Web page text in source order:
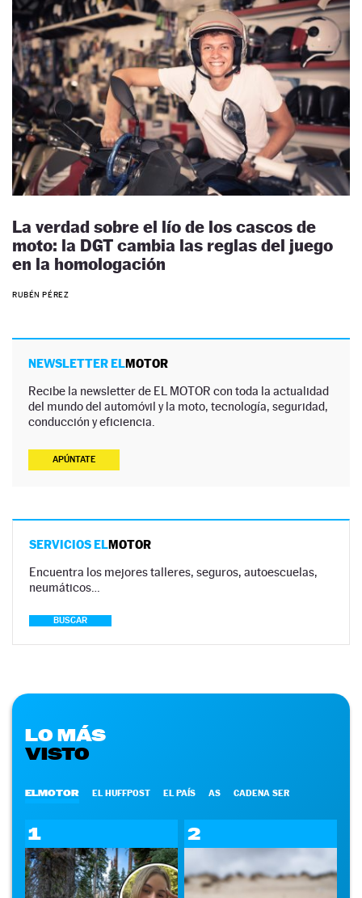
La verdad sobre el lío de los cascos de
moto: la DGT cambia las reglas del juego
en la homologación
RUBÉN PÉREZ
NEWSLETTER ELMOTOR
Recibe la newsletter de EL MOTOR con toda la actualidad
del mundo del automóvil y la moto, tecnología, seguridad,
conducción y eficiencia.
APÚNTATE
SERVICIOS ELMOTOR
Encuentra los mejores talleres, seguros, autoescuelas,
neumáticos…
BUSCAR
LO MÁS
VISTO
ELMOTOR EL HUFFPOST EL PAÍS AS CADENA SER
1 2